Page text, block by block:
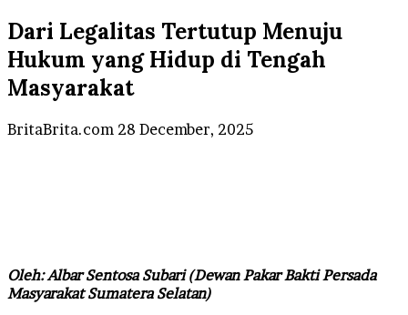
Dari Legalitas Tertutup Menuju
Hukum yang Hidup di Tengah
Masyarakat
BritaBrita.com Send
28 December, 2025
Oleh: Albar Sentosa Subari(Dewan Pakar Bakti Persada
Masyarakat Sumatera Selatan)